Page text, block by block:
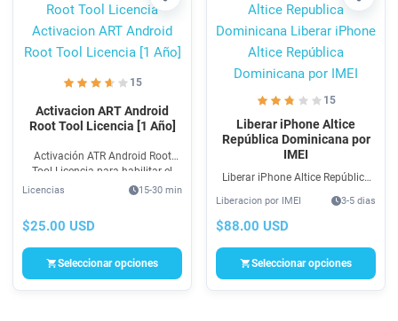
Favorito
15
Activacion ART Android
Root Tool Licencia [1 Año]
Activación ATR Android Root
Tool Licencia para habilitar el
uso del programa ART para
Licencia ART
Licencias 15-30 min
$25.00 USD
Seleccionar opciones
15
Liberar iPhone Altice
República Dominicana por
IMEI
Liberar iPhone Altice República
servicio rápido, económico y
bastante fácil que le ayuda a
Liberacion por IMEI 3-5 dias
$88.00 USD
Seleccionar opciones